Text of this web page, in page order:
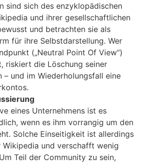
sind sich des enzyklopädischen
und ihrer gesellschaftlichen
und betrachten sie als
für ihre Selbstdarstellung. Wer
(„Neutral Point Of View“)
riskiert die Löschung seiner
– und im Wiederholungsfall eine
eines Unternehmens ist es
wenn es ihm vorrangig um den
Solche Einseitigkeit ist allerdings
Wikipedia und verschafft wenig
Teil der Community zu sein,